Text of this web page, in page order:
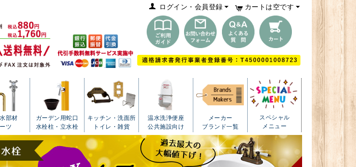
カートは空です
ログイン・会員登録
部材
ツ
ガーデン用蛇口
水栓柱・立水栓
キッチン・洗面所
トイレ・雑貨
温水洗浄便座
公共施設向け
メーカー
ブランド一覧
スペシャル
メニュー